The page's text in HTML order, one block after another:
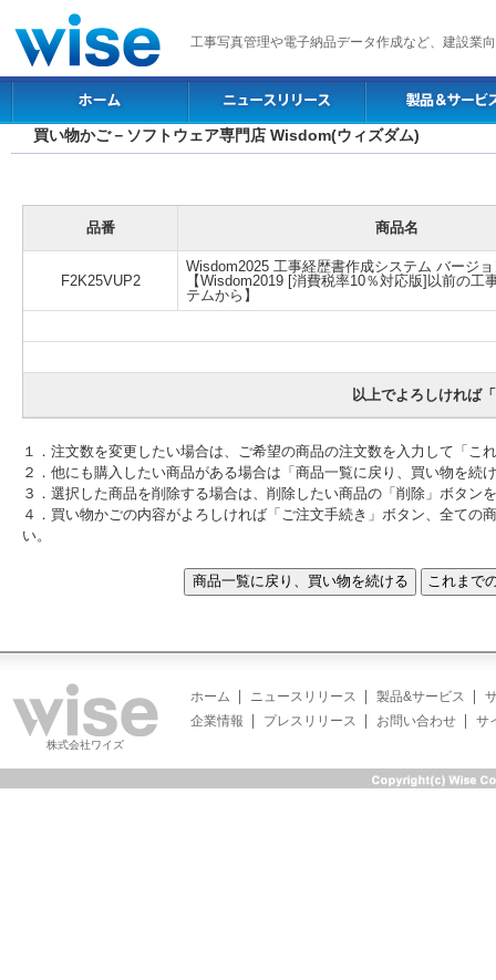
工事写真管理や電子納品データ作成など、建設業
買い物かご－ソフトウェア専門店 Wisdom(ウィズダム)
品番 商品名
F2K25VUP2
Wisdom2025 工事経歴書作成システム バージ
【Wisdom2019 [消費税率10％対応版]以前の工
テムから】
以上でよろしければ
１．注文数を変更したい場合は、ご希望の商品の注文数を入力して「
２．他にも購入したい商品がある場合は「商品一覧に戻り、買い物を続
３．選択した商品を削除する場合は、削除したい商品の「削除」ボタン
４．買い物かごの内容がよろしければ「ご注文手続き」ボタン、全て
い。
株式会社ワイズ
ホーム ニュースリリース 製品&サービス
企業情報
プレスリリース お問い合わせ サ